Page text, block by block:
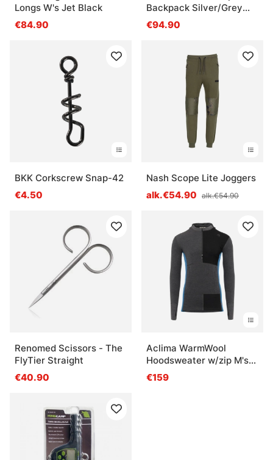
Longs W's Jet Black
€84.90
Backpack Silver/Grey
40L
€94.90
BKK Corkscrew Snap-42
€4.50
Nash Scope Lite Joggers
alk.€54.90 alk.€54.90
Renomed Scissors - The
FlyTier Straight
€40.90
Aclima WarmWool
Hoodsweater w/zip M's
Marengo/Jet
Black/Corsair
€159